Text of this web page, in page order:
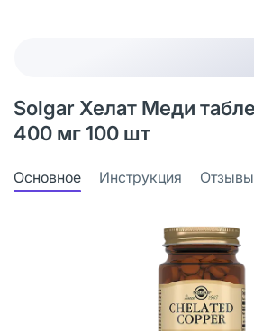
Solgar Хелат Меди
400 мг 100 шт
Основное Инструкция Отзывы